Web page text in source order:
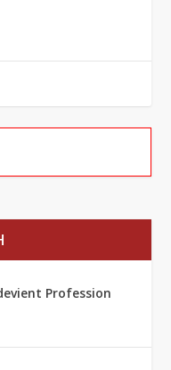
Profession